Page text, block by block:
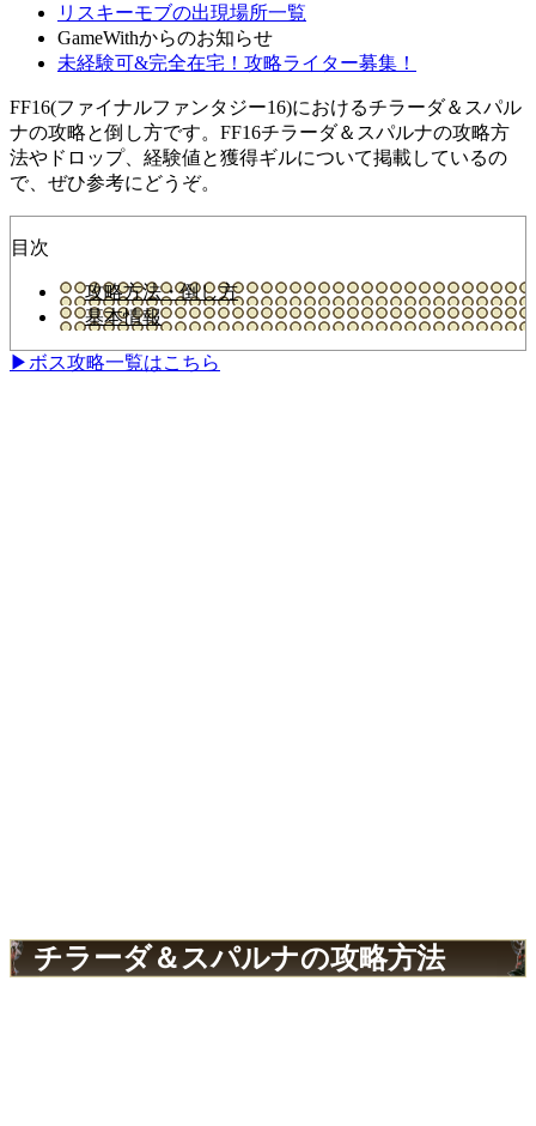
リスキーモブの出現場所一覧
GameWithからのお知らせ
未経験可&完全在宅！攻略ライター募集！
FF16(ファイナルファンタジー16)におけるチラーダ＆スパル
ナの攻略と倒し方です。FF16チラーダ＆スパルナの攻略方
法やドロップ、経験値と獲得ギルについて掲載しているの
で、ぜひ参考にどうぞ。
目次
攻略方法・倒し方
基本情報
▶ボス攻略一覧はこちら
チラーダ＆スパルナの攻略方法